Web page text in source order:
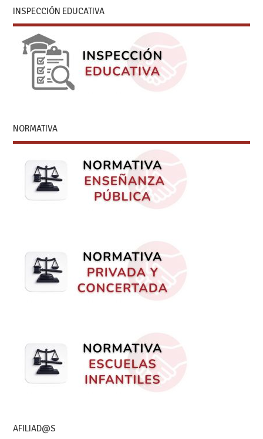
INSPECCIÓN EDUCATIVA
NORMATIVA
AFILIAD@S